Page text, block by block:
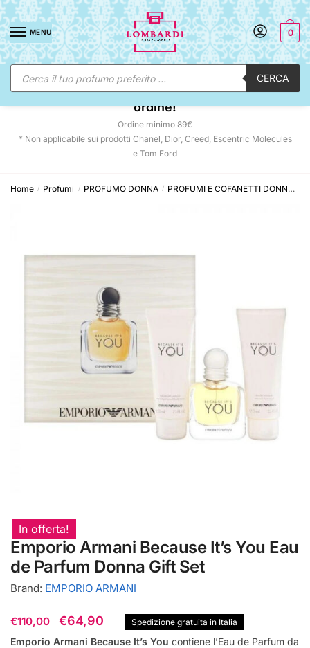
Skip
to
navigation
Skip
to
content
MENU
Ricerca
prodotti CERCA
0
☀️ SUNNY DAYS:-12% automatico sul tuo
ordine!
Ordine minimo 89€
* Non applicabile sui prodotti Chanel, Dior, Creed, Escentric Molecules
e Tom Ford
Home / Profumi / PROFUMO DONNA / PROFUMI E COFANETTI DONNA
In offerta!
Emporio Armani Because It’s You Eau
de Parfum Donna Gift Set
Brand: EMPORIO ARMANI
€110,00
Il
prezzo
€64,90
prezzo
Spedizione gratuita in Italia
Emporio Armani Because It’s You contiene l’Eau de Parfum da